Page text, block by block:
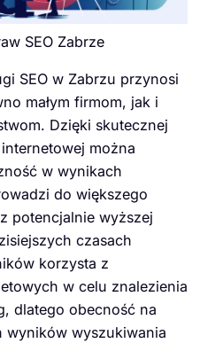
SEO Zabrze
SEO w Zabrzu przynosi
małym firmom, jak i
Dzięki skutecznej
można
w wynikach
do większego
potencjalnie wyższej
czasach
korzysta z
w celu znalezienia
dlatego obecność na
wyników wyszukiwania